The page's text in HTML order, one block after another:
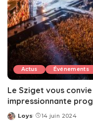
Actus Événements
Le Sziget vous
impressionnante
Posted
Loys 14 juin 2024